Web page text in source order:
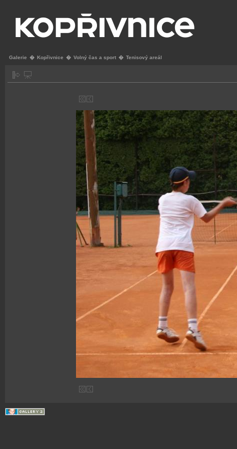
Galerie � Kopřivnice � Volný čas a sport � Tenisový areál